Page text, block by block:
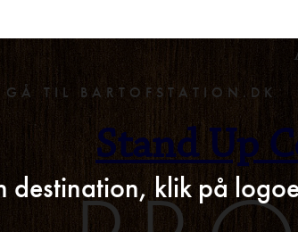
klik på
TIL BARTOFSTATION.DK
Stand Up